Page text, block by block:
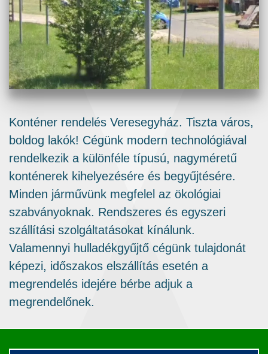
Konténer rendelés Veresegyház. Tiszta város,
boldog lakók! Cégünk modern technológiával
rendelkezik a különféle típusú, nagyméretű
konténerek kihelyezésére és begyűjtésére.
Minden járművünk megfelel az ökológiai
szabványoknak. Rendszeres és egyszeri
szállítási szolgáltatásokat kínálunk.
Valamennyi hulladékgyűjtő cégünk tulajdonát
képezi, időszakos elszállítás esetén a
megrendelés idejére bérbe adjuk a
megrendelőnek.